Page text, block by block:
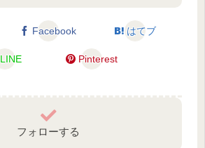
Facebook はてブ
LINE Pinterest
フォローする